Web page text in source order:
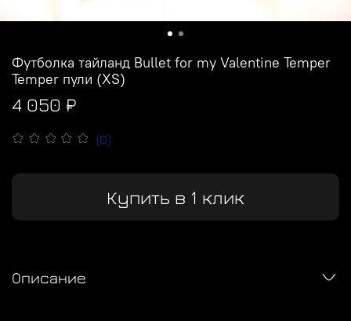
(0)
Футболка тайланд Bullet for my Valentine Temper
Temper пули (XS)
4 050 ₽
Купить в 1 клик
Описание